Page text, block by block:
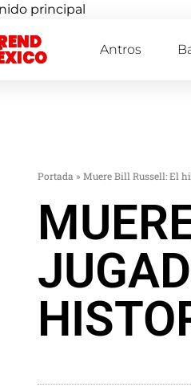
principal
Antros
Portada » Muere Bill Russell: El